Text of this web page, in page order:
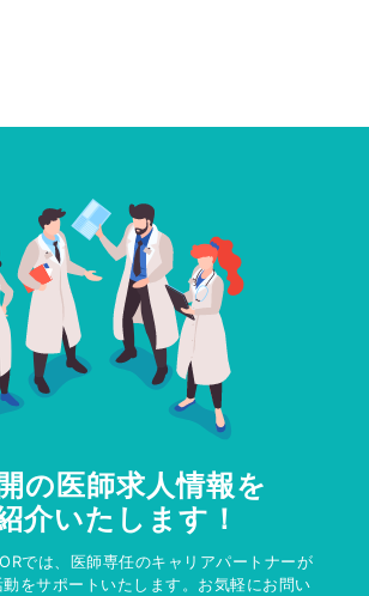
の医師求人情報を
介いたします！
では、医師専任のキャリアパートナーが
をサポートいたします。お気軽にお問い